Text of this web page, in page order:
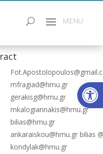
mfragiad@hmu.gr
gerakisg@hmu.gr
mkalogiannakis@hmu.gr
bilias@hmu.gr
ankaraiskou@hmu.gr bilias
kondylak@hmu.gr